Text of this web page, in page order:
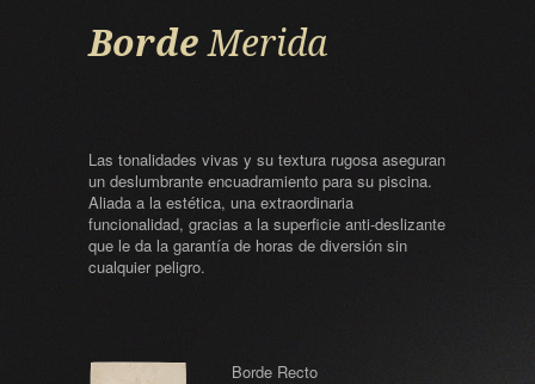
Borde Merida
Las tonalidades vivas y su textura rugosa aseguran
un deslumbrante encuadramiento para su piscina.
Aliada a la estética, una extraordinaria
funcionalidad, gracias a la superficie anti-deslizante
que le da la garantía de horas de diversión sin
cualquier peligro.
Borde Recto